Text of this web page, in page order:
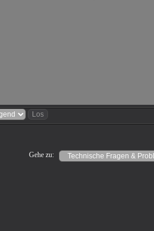
Gehe zu: